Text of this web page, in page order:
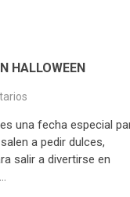
HALLOWEEN
una fecha especial
a pedir dulces,
salir a divertirse en